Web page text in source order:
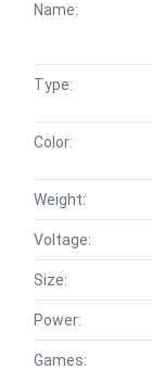
Name:
Type:
Color:
Weight:
Voltage:
Size:
Power:
Games: